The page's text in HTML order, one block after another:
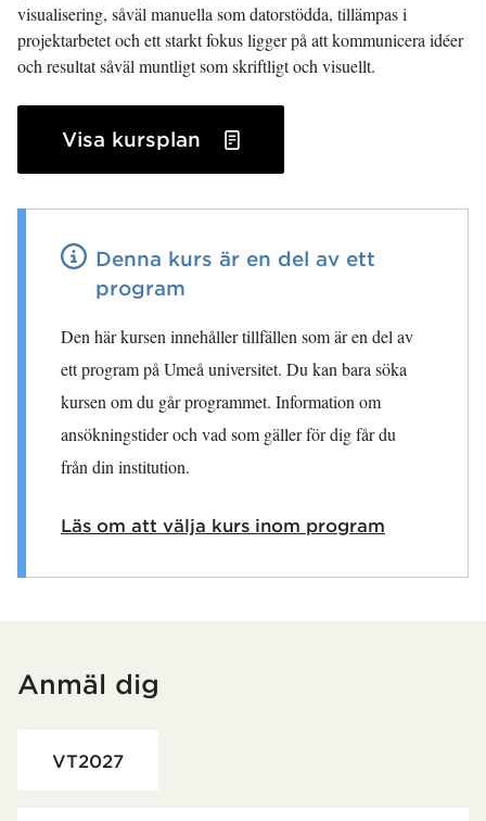
visualisering, såväl manuella som datorstödda, tillämpas i
projektarbetet och ett starkt fokus ligger på att kommunicera idéer
och resultat såväl muntligt som skriftligt och visuellt.
Visa kursplan
Denna kurs är en del av ett
program
Den här kursen innehåller tillfällen som är en del av
ett program på Umeå universitet. Du kan bara söka
kursen om du går programmet. Information om
ansökningstider och vad som gäller för dig får du
från din institution.
Läs om att välja kurs inom program
Anmäl dig
VT2027